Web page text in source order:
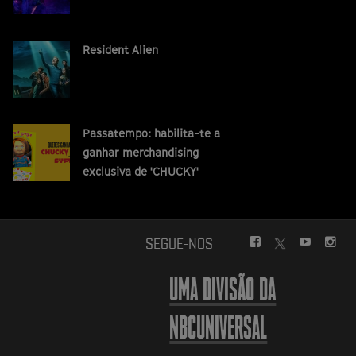
Resident Alien
Passatempo: habilita-te a
ganhar merchandising
exclusiva de 'CHUCKY'
SEGUE-NOS
FACEBOOK
YOUTUBE
UMA DIVISÃO DA
NBCUNIVERSAL